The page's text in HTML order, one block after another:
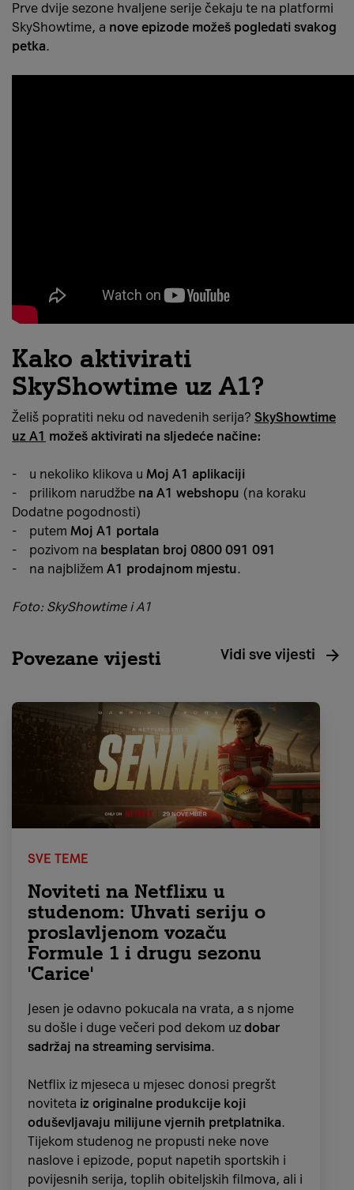
Prve dvije sezone hvaljene serije čekaju te na platformi
SkyShowtime, a nove epizode možeš pogledati svakog
petka.
Kako aktivirati
SkyShowtime uz A1?
Želiš popratiti neku od navedenih serija? SkyShowtime
uz A1 možeš aktivirati na sljedeće načine:
- u nekoliko klikova u Moj A1 aplikaciji
- prilikom narudžbe na A1 webshopu (na koraku
Dodatne pogodnosti)
- putem Moj A1 portala
- pozivom na besplatan broj 0800 091 091
- na najbližem A1 prodajnom mjestu.
Foto: SkyShowtime i A1
Povezane vijesti Vidi sve vijesti
SVE TEME
Noviteti na Netflixu u
studenom: Uhvati seriju o
proslavljenom vozaču
Formule 1 i drugu sezonu
'Carice'
Jesen je odavno pokucala na vrata, a s njome
su došle i duge večeri pod dekom uz dobar
sadržaj na streaming servisima.
Netflix iz mjeseca u mjesec donosi pregršt
noviteta iz originalne produkcije koji
oduševljavaju milijune vjernih pretplatnika.
Tijekom studenog ne propusti neke nove
naslove i epizode, poput napetih sportskih i
povijesnih serija, toplih obiteljskih filmova, ali i